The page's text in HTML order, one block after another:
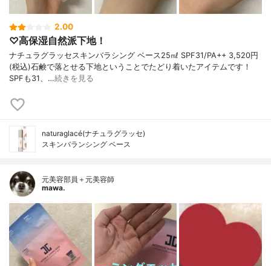
2.00
♡高保湿自然派下地！
ナチュラグラッセスキンバラシング ベース25㎖ SPF31/PA++ 3,520円
(税込)石鹸で落とせる下地ということでたどり着いたアイテムです！
SPFも31、…続きを見る
naturaglacé(ナチュラグラッセ)
スキンバランシング ベース
元美容部員＋元美容師
mawa.